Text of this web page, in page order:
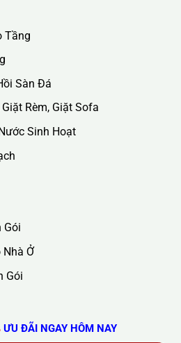
Tầng
Sàn Đá
Rèm, Giặt Sofa
Sinh Hoạt
Gói
Ở
Gói
ƯU ĐÃI NGAY HÔM NAY